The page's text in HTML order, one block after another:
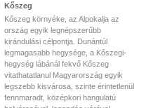
Kőszeg
Kőszeg környéke, az Alpokalja az
ország egyik legnépszerűbb
kirándulási célpontja. Dunántúl
legmagasabb hegysége, a Kőszegi-
hegység lábánál fekvő Kőszeg
vitathatatlanul Magyarország egyik
legszebb kisvárosa, szinte érintetlenül
fennmaradt, középkori hangulatú